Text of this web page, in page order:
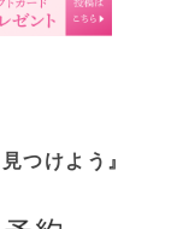
つけよう』